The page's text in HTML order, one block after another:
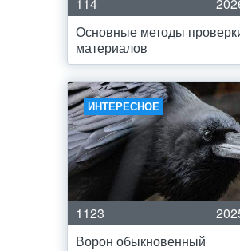
Основные методы
материалов
ИНТЕРЕСНОЕ
1123
Ворон обыкновенный